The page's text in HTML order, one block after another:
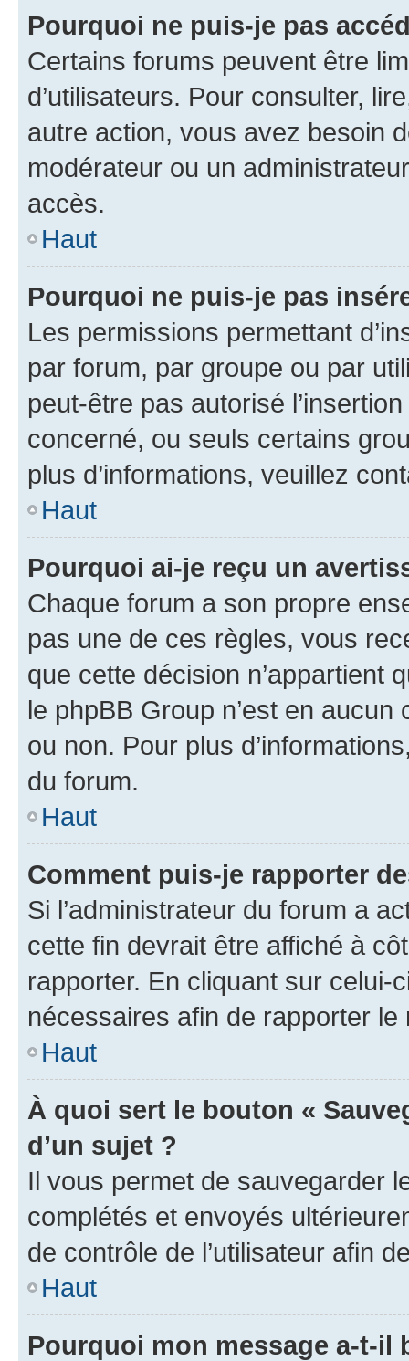
Pourquoi ne puis-je pas
Certains forums peuvent être
d’utilisateurs. Pour consulter,
autre action, vous avez besoin
modérateur ou un
accès.
Haut
Pourquoi ne puis-je pas
Les permissions permettant
par forum, par groupe ou par
peut-être pas autorisé
concerné, ou seuls certains
plus d’informations, veuillez
Haut
Pourquoi ai-je reçu un
Chaque forum a son propre
pas une de ces règles, vous
que cette décision n’appartient
le phpBB Group n’est en
ou non. Pour plus
du forum.
Haut
Comment puis-je rapporter
Si l’administrateur du forum a
cette fin devrait être affiché à
rapporter. En cliquant sur
nécessaires afin de rapporter le
Haut
À quoi sert le bouton «
d’un sujet ?
Il vous permet de sauvegarder
complétés et envoyés
de contrôle de l’utilisateur afin
Haut
Pourquoi mon message a-t-il